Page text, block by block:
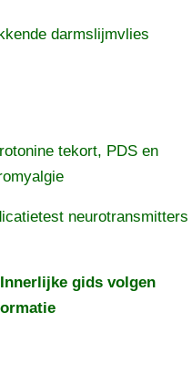
darmslijmvlies
tekort, PDS en
neurotransmitters
gids volgen